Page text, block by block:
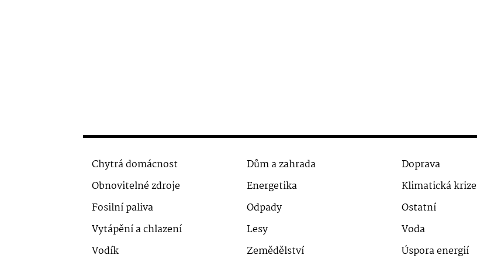
Chytrá domácnost Dům a zahrada Doprava
Obnovitelné zdroje
Energetika Klimatická krize
Fosilní paliva
Odpady Ostatní
Vytápění a chlazení
Lesy Voda
Vodík
Zemědělství Úspora energií